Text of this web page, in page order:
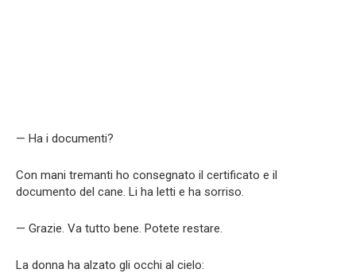
— Ha i documenti?
Con mani tremanti ho consegnato il certificato e il
documento del cane. Li ha letti e ha sorriso.
— Grazie. Va tutto bene. Potete restare.
La donna ha alzato gli occhi al cielo: